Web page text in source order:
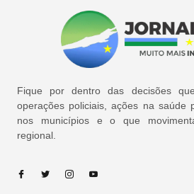
Fique por dentro das decisões
operações policiais, ações na saúde
nos municípios e o que
regional.